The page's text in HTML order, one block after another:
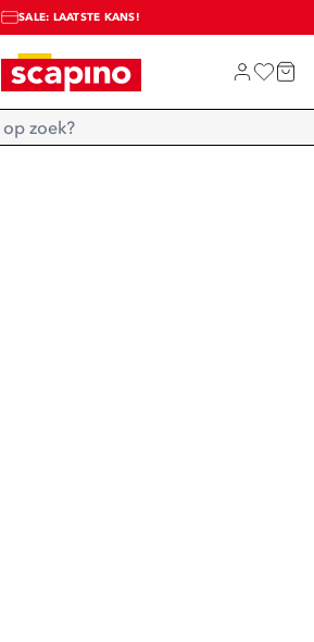
TOT 70% KORTING OP SALE
SALE: LAATSTE KANS!
SHOP NIEUW
Home